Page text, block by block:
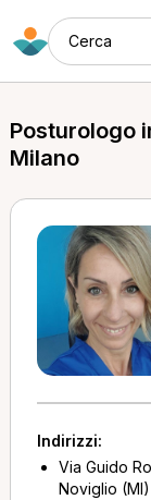
Cerca
Posturologo
Milano
Indirizzi:
Via Guido
Noviglio (MI)